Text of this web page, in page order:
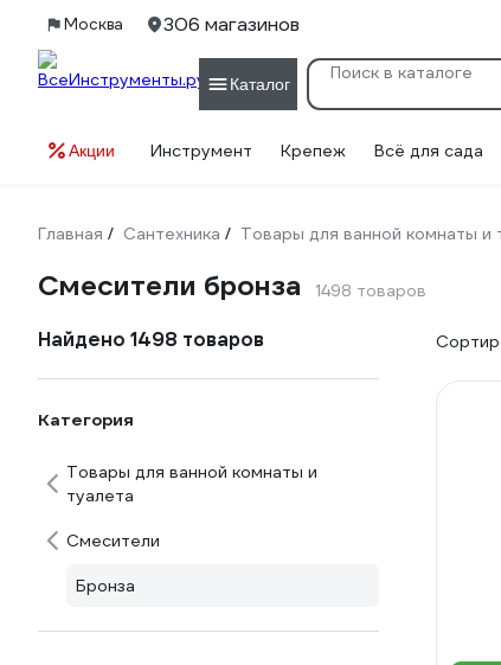
Москва 306 магазинов
Каталог
Акции Инструмент Крепеж Всё для сада
Главная / Сантехника / Товары для ванной комнаты и
Смесители бронза 1498 товаров
Найдено 1498 товаров
Категория
Товары для ванной комнаты и
туалета
Смесители
Бронза